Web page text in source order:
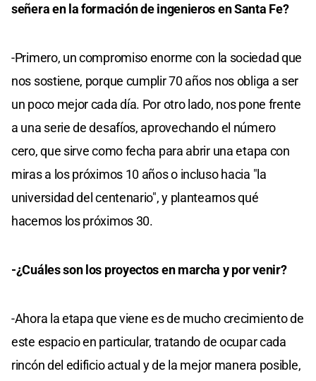
señera en la formación de ingenieros en Santa Fe?
-Primero, un compromiso enorme con la sociedad que
nos sostiene, porque cumplir 70 años nos obliga a ser
un poco mejor cada día. Por otro lado, nos pone frente
a una serie de desafíos, aprovechando el número
cero, que sirve como fecha para abrir una etapa con
miras a los próximos 10 años o incluso hacia "la
universidad del centenario", y plantearnos qué
hacemos los próximos 30.
-¿Cuáles son los proyectos en marcha y por venir?
-Ahora la etapa que viene es de mucho crecimiento de
este espacio en particular, tratando de ocupar cada
rincón del edificio actual y de la mejor manera posible,